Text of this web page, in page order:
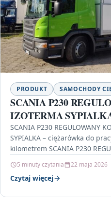
PRODUKT SAMOCHODY
SCANIA P230
IZOTERMA
SCANIA P230 REGULOWANY
SYPIALKA – ciężarówka do
kilometrem SCANIA P230
5 minuty czytania 22 maja 2026
Czytaj więcej